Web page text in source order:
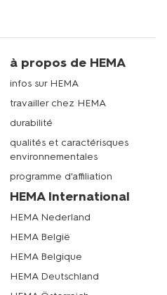
à propos de HEMA
infos sur HEMA
travailler chez HEMA
durabilité
qualités et caractérisques
environnementales
programme d'affiliation
HEMA International
HEMA Nederland
HEMA België
HEMA Belgique
HEMA Deutschland